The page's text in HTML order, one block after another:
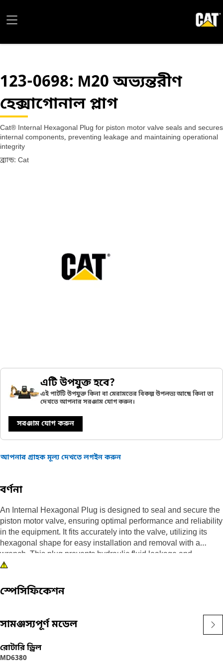
123-0698: M20 অভ্যন্তরীণ
হেক্সাগোনাল প্লাগ
Cat® Internal Hexagonal Plug for piston motor valve seals and secures
internal components, preventing leakage and maintaining operational
integrity
ব্র্যান্ড: Cat
এটি উপযুক্ত হবে?
এই পার্টটি উপযুক্ত কিনা বা মেরামতের বিকল্প উপলভ্য আছে কিনা তা
দেখতে আপনার সরঞ্জাম যোগ করুন।
সরঞ্জাম যোগ করুন
আপনার গ্রাহক মূল্য দেখতে লগইন করুন
বর্ণনা
An Internal Hexagonal Plug is designed to seal and secure the
piston motor valve, ensuring optimal performance and reliability
in the equipment. It fits accurately into the valve, utilizing its
hexagonal shape for easy installation and removal with a
wrench. This plug prevents hydraulic fluid leakage and
maintains pressure within the valve system, necessary for
• Protects against dirt and moisture ingress.
• Resistant to high-pressure environments.
• Engineered with an internal hexagonal shape to allow for
easy tightening and loosening.
স্পেসিফিকেশন
সামঞ্জস্যপূর্ণ মডেল
রোটারি ড্রিল
MD6380